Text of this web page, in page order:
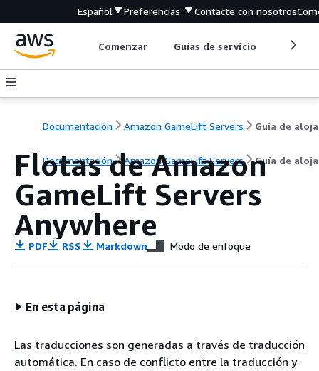
Español Preferencias Contacte con nosotros
Comenzar Guías de servicio
Documentación Amazon GameLift Servers
Documentación Amazon GameLift Servers Guía de
Flotas de Amazon
GameLift Servers
Anywhere
PDF RSS Markdown Modo de enfoque
En esta página
Las traducciones son generadas a través de traducción
automática. En caso de conflicto entre la traducción y